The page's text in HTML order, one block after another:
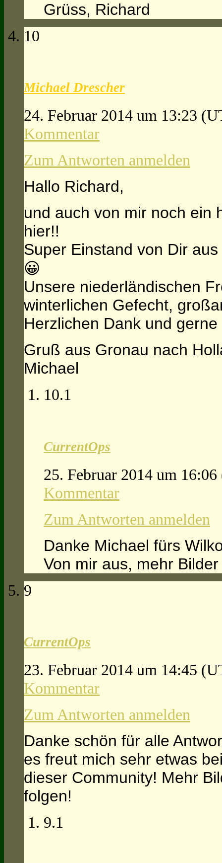
Grüss, Richard
10
Michael Drescher
24. Februar 2014 um 13:23
Kommentar
Zum Antworten anmelden
Hallo Richard,
und auch von mir noch ein
hier!!
Super Einstand von Dir
😀
Unsere niederländischen
winterlichen Gefecht,
Herzlichen Dank und
Gruß aus Gronau nach
Michael
10.1
CurrentOps
25. Februar 2014 um 16:06
Kommentar
Zum Antworten anmelden
Danke Michael fürs
Von mir aus, mehr
9
CurrentOps
23. Februar 2014 um 14:45
Kommentar
Zum Antworten anmelden
Danke schön für alle
es freut mich sehr etwas
dieser Community! Mehr
folgen!
9.1